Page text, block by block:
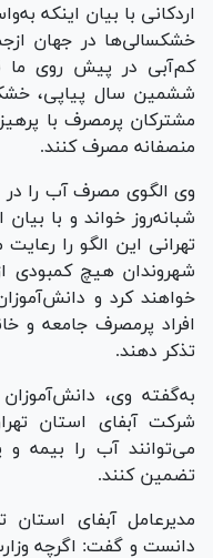
اردکانی با بیان اینکه
خشکسالی‌ها در جهان
کم‌آبی در پیش روی ما
ششمین سال پیاپی،
مشترکان پرمصرف با
منصفانه مصرف کنند.
تهرانی این الگو را
شهروندان هیچ
خواهند کرد و
افراد پرمصرف جامعه و
تذکر دهند.
به‌گفته وی،
شرکت آبفای استان
می‌توانند آب را بیمه و
تضمین کنند.
مدیرعامل آبفای
دانست و گفت: اگرچه